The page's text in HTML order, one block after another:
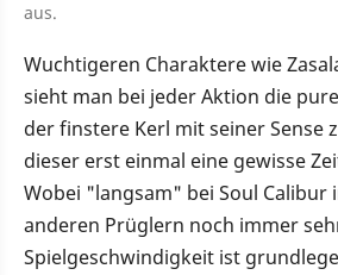
aus.
Wuchtigeren Charaktere wie
sieht man bei jeder Aktion die
der finstere Kerl mit seiner Sense
dieser erst einmal eine gewisse
Wobei "langsam" bei Soul Calibur
anderen Prüglern noch immer
Spielgeschwindigkeit ist